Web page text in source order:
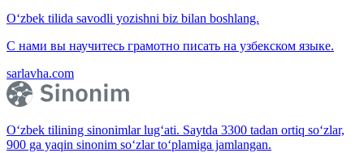
O‘zbek tilida savodli yozishni biz bilan boshlang.
С нами вы научитесь грамотно писать на узбекском языке.
sarlavha.com
O‘zbek tilining sinonimlar lug‘ati. Saytda 3300 tadan ortiq so‘zlar,
900 ga yaqin sinonim so‘zlar to‘plamiga jamlangan.